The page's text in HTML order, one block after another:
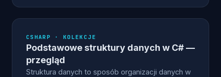
CSHARP · KOLEKCJE
Podstawowe struktury danych w C# —
przegląd
Struktura danych to sposób organizacji danych w